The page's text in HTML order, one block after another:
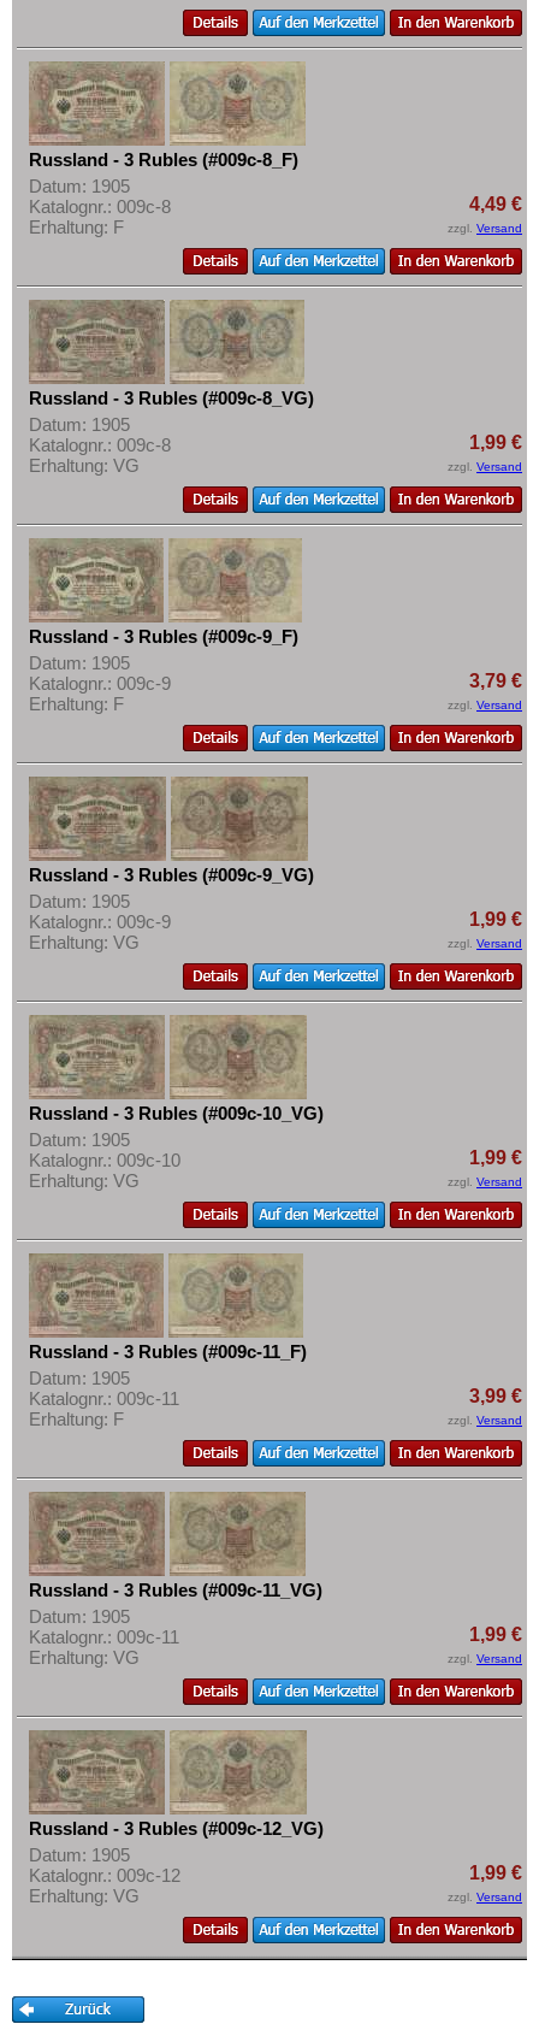
Russland - 3 Rubles (#009c-8_F)
Datum: 1905
Katalognr.: 009c-8
Erhaltung: F
4,49 €
zzgl. Versand
Russland - 3 Rubles (#009c-8_VG)
Datum: 1905
Katalognr.: 009c-8
Erhaltung: VG
1,99 €
zzgl. Versand
Russland - 3 Rubles (#009c-9_F)
Datum: 1905
Katalognr.: 009c-9
Erhaltung: F
3,79 €
zzgl. Versand
Russland - 3 Rubles (#009c-9_VG)
Datum: 1905
Katalognr.: 009c-9
Erhaltung: VG
1,99 €
zzgl. Versand
Russland - 3 Rubles (#009c-10_VG)
Datum: 1905
Katalognr.: 009c-10
Erhaltung: VG
1,99 €
zzgl. Versand
Russland - 3 Rubles (#009c-11_F)
Datum: 1905
Katalognr.: 009c-11
Erhaltung: F
3,99 €
zzgl. Versand
Russland - 3 Rubles (#009c-11_VG)
Datum: 1905
Katalognr.: 009c-11
Erhaltung: VG
1,99 €
zzgl. Versand
Russland - 3 Rubles (#009c-12_VG)
Datum: 1905
Katalognr.: 009c-12
Erhaltung: VG
1,99 €
zzgl. Versand